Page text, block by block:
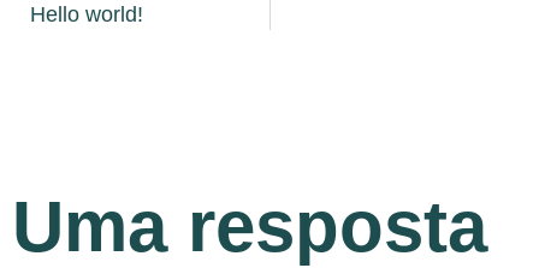
Hello world!
Uma resposta